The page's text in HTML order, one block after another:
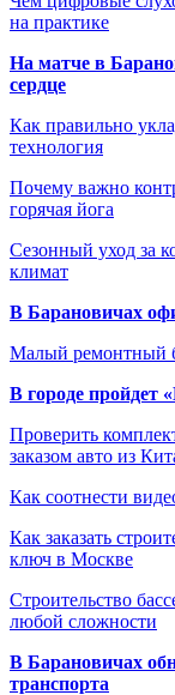
на практике
На матче в
сердце
Как правильно
технология
Почему важно
горячая йога
Сезонный уход за
климат
В Барановичах
Малый ремонтный
В городе пройдет
Проверить
заказом авто из
Как соотнести
Как заказать
ключ в Москве
Строительство
любой сложности
В Барановичах
транспорта